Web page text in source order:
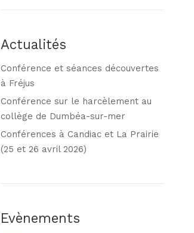
Actualités
Conférence et séances découvertes
à Fréjus
Conférence sur le harcèlement au
collège de Dumbéa-sur-mer
Conférences à Candiac et La Prairie
(25 et 26 avril 2026)
Evènements